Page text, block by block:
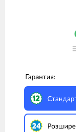
Гарантия: